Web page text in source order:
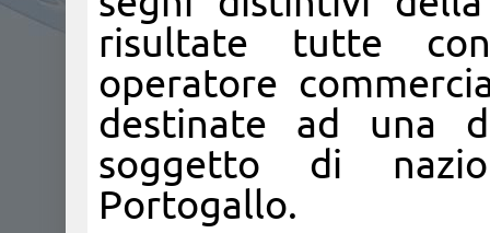
risultate tutte
operatore
destinate ad una
soggetto di
Portogallo.